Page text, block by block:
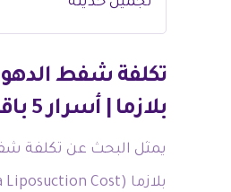
تكلفة شفط
بلازما | أسرار 5 باقات شاملة
يمثل البحث عن تكلفة
بلازما (J-Plasma Liposuction Cost) خطوة ...